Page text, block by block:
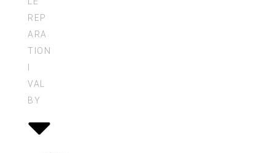
REP
ARA
TION
VAL
BY